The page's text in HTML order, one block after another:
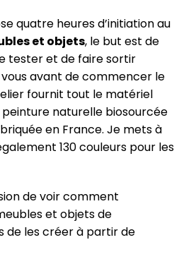
quatre heures d’initiation au
et objets, le but est de
tester et de faire sortir
vous avant de commencer le
fournit tout le matériel
naturelle biosourcée
en France. Je mets à
130 couleurs pour les
de voir comment
et objets de
de les créer à partir de